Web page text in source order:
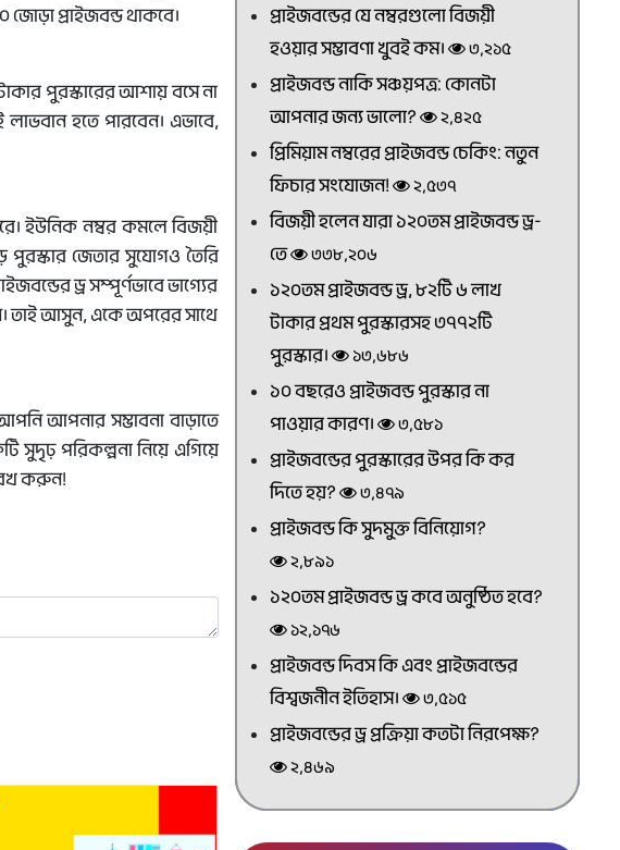
প্রাইজবন্ড থাকবে।
পুরস্কারের আশায় বসে না
হতে পারবেন। এভাবে,
ইউনিক নম্বর কমলে বিজয়ী
পুরস্কার জেতার সুযোগও তৈরি
ড্র সম্পূর্ণভাবে ভাগ্যের
তাই আসুন, একে অপরের সাথে
আপনার সম্ভাবনা বাড়াতে
সুদৃঢ় পরিকল্পনা নিয়ে এগিয়ে
করুন!
প্রাইজবন্ডের যে নম্বরগুলো বিজয়ী
হওয়ার সম্ভাবণা খুবই কম।
৩,২১৫
প্রাইজবন্ড নাকি সঞ্চয়পত্র: কোনটা
আপনার জন্য ভালো?
২,৪২৫
প্রিমিয়াম নম্বরের প্রাইজবন্ড চেকিং: নতুন
ফিচার সংযোজন!
২,৫৩৭
বিজয়ী হলেন যারা ১২০তম প্রাইজবন্ড ড্র-
তে
৩৩৮,২০৬
১২০তম প্রাইজবন্ড ড্র, ৮২টি ৬ লাখ
টাকার প্রথম পুরস্কারসহ ৩৭৭২টি
পুরস্কার।
১৩,৬৮৬
১০ বছরেও প্রাইজবন্ড পুরস্কার না
পাওয়ার কারণ।
৩,৫৮১
প্রাইজবন্ডের পুরস্কারের উপর কি কর
দিতে হয়?
৩,৪৭৯
প্রাইজবন্ড কি সুদমুক্ত বিনিয়োগ?
২,৮৯১
১২০তম প্রাইজবন্ড ড্র কবে অনুষ্ঠিত হবে?
১২,১৭৬
প্রাইজবন্ড দিবস কি এবং প্রাইজবন্ডের
বিশ্বজনীন ইতিহাস।
৩,৫১৫
প্রাইজবন্ডের ড্র প্রক্রিয়া কতটা নিরপেক্ষ?
২,৪৬৯